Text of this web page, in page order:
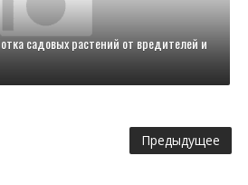
садовых растений от вредителей и
Предыдущее